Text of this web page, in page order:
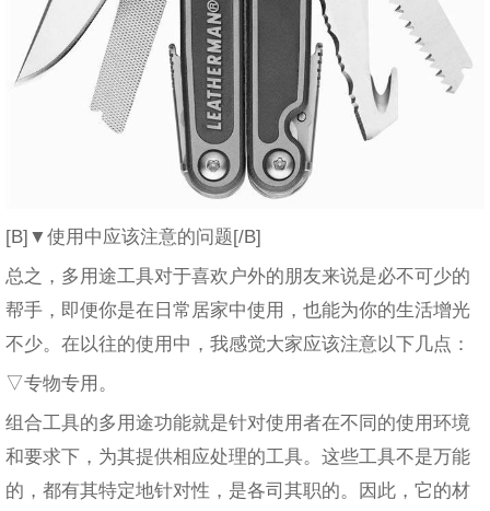
[B]▼使用中应该注意的问题[/B]
总之，多用途工具对于喜欢户外的朋友来说是必不可少的
帮手，即便你是在日常居家中使用，也能为你的生活增光
不少。在以往的使用中，我感觉大家应该注意以下几点：
▽专物专用。
组合工具的多用途功能就是针对使用者在不同的使用环境
和要求下，为其提供相应处理的工具。这些工具不是万能
的，都有其特定地针对性，是各司其职的。因此，它的材